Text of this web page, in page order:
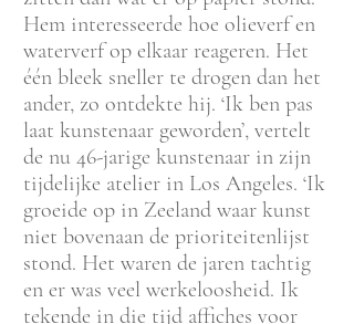
Hem interesseerde hoe olieverf en
waterverf op elkaar reageren. Het
één bleek sneller te drogen dan het
ander, zo ontdekte hij. ‘Ik ben pas
laat kunstenaar geworden’, vertelt
de nu 46-jarige kunstenaar in zijn
tijdelijke atelier in Los Angeles. ‘Ik
groeide op in Zeeland waar kunst
niet bovenaan de prioriteitenlijst
stond. Het waren de jaren tachtig
en er was veel werkeloosheid. Ik
tekende in die tijd affiches voor